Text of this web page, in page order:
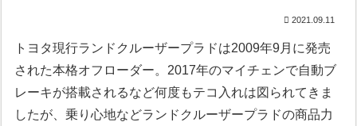
2021.09.11
トヨタ現行ランドクルーザープラドは2009年9月に発売
された本格オフローダー。2017年のマイチェンで自動ブ
レーキが搭載されるなど何度もテコ入れは図られてきま
したが、乗り心地などランドクルーザープラドの商品力